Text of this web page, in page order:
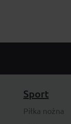
Sport
Piłka nożna